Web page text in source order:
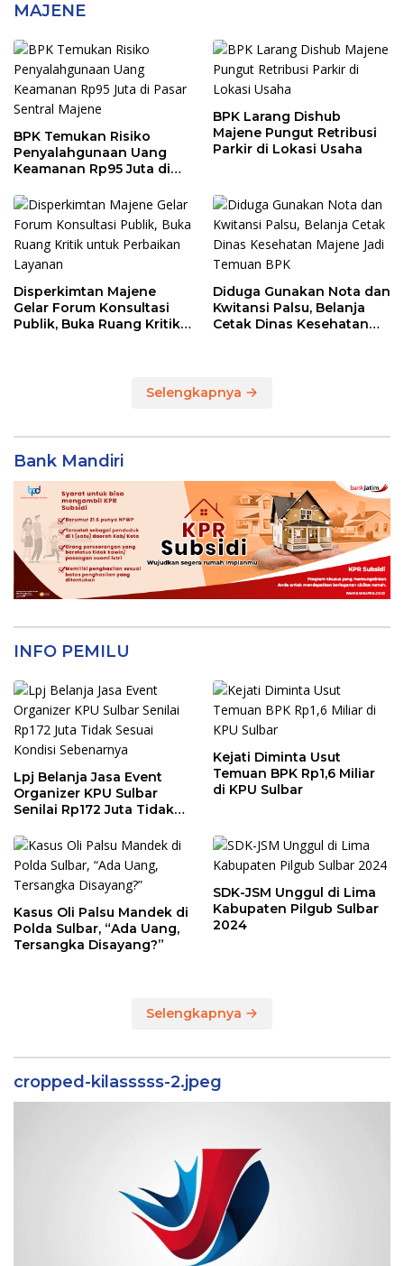
MAJENE
BPK Temukan Risiko
Penyalahgunaan Uang
Keamanan Rp95 Juta di
BPK Larang Dishub
Majene Pungut Retribusi
Parkir di Lokasi Usaha
Disperkimtan Majene
Gelar Forum Konsultasi
Publik, Buka Ruang Kritik
Diduga Gunakan Nota dan
Kwitansi Palsu, Belanja
Cetak Dinas Kesehatan
Selengkapnya
Bank Mandiri
INFO PEMILU
Lpj Belanja Jasa Event
Organizer KPU Sulbar
Senilai Rp172 Juta Tidak
Sebenarnya
Kejati Diminta Usut
Temuan BPK Rp1,6 Miliar
di KPU Sulbar
Kasus Oli Palsu Mandek di
Polda Sulbar, “Ada Uang,
Tersangka Disayang?”
SDK-JSM Unggul di Lima
Kabupaten Pilgub Sulbar
2024
Selengkapnya
cropped-kilasssss-2.jpeg